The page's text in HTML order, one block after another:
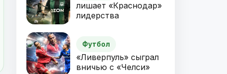
лишает «Краснодар»
лидерства
Футбол
«Ливерпуль» сыграл
вничью с «Челси»